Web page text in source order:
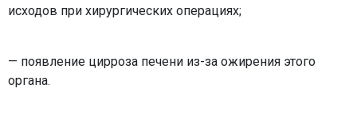
исходов при хирургических операциях;
— появление цирроза печени из-за ожирения этого
органа.